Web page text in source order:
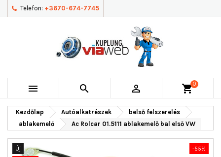
Telefon: +3670-674-7745
   shopping_cart0
Kezdőlap Autóalkatrészek
belső felszerelés
ablakemelő
Ac Rolcar 01.5111 ablakemelő bal első VW
Új
-55%